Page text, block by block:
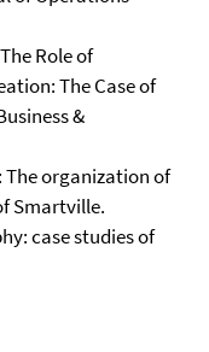
Role of
The Case of
&
The organization of
Smartville.
case studies of